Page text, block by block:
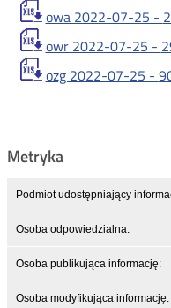
owa 2022-07-25 -
owr 2022-07-25 -
ozg 2022-07-25 -
Metryka
Podmiot udostępniający
Osoba odpowiedzialna:
Osoba publikująca informację:
Osoba modyfikująca informację: